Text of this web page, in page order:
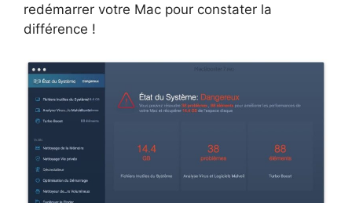
redémarrer votre Mac pour constater la
différence !